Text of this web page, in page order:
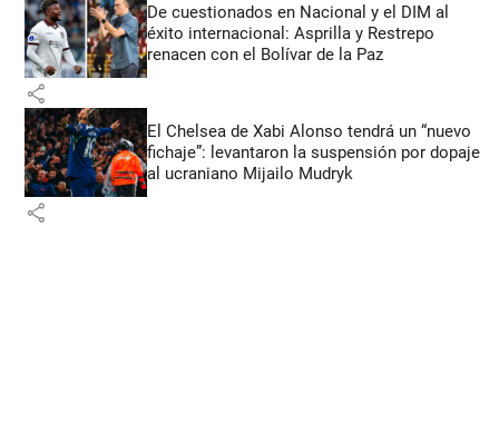
De cuestionados en Nacional y el DIM al
éxito internacional: Asprilla y Restrepo
renacen con el Bolívar de la Paz
share
El Chelsea de Xabi Alonso tendrá un “nuevo
fichaje”: levantaron la suspensión por dopaje
al ucraniano Mijailo Mudryk
share